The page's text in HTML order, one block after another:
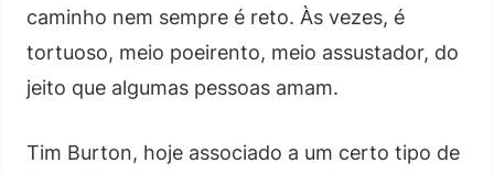
caminho nem sempre é reto. Às vezes, é
tortuoso, meio poeirento, meio assustador, do
jeito que algumas pessoas amam.
Tim Burton, hoje associado a um certo tipo de